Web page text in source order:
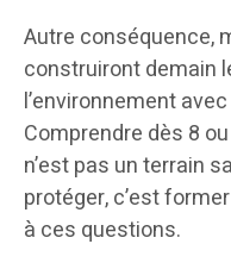
Autre conséquence,
construiront demain
l’environnement
Comprendre dès 8
n’est pas un terrain
protéger, c’est
à ces questions.